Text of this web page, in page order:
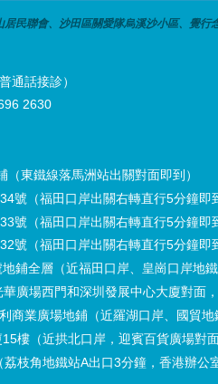
民聯會、沙田區關愛隊烏溪沙小區、覺
通話接診）
2630
東鐵線落馬洲站出關對面即到）
號（福田口岸出關右轉直行5分鐘即
號（福田口岸出關右轉直行5分鐘即
號（福田口岸出關右轉直行5分鐘即
鋪全層（近福田口岸、皇崗口岸地鐵
廣場西門和深圳發展中心大廈對面，
業廣場地鋪（近羅湖口岸、國貿地
樓（近拱北口岸，迎賓百貨廣場對面
枝角地鐵站A出口3分鐘，香港辦公